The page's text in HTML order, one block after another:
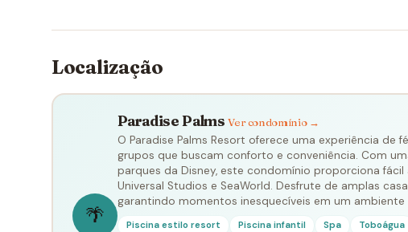
Localização
🌴
Paradise PalmsVer condomínio →
O Paradise Palms Resort oferece uma experiência de
grupos que buscam conforto e conveniência. Com
parques da Disney, este condomínio proporciona
Universal Studios e SeaWorld. Desfrute de amplas
garantindo momentos inesquecíveis em um ambiente
Piscina estilo resort Piscina infantil Spa Toboágua